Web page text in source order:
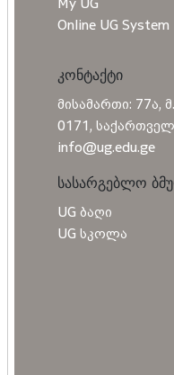
Online UG System
კონტაქტი
მისამართი: 77ა,
0171,
info@ug.edu.ge
სასარგებლო
UG ბაღი
UG სკოლა